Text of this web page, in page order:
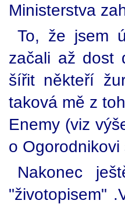
Ministerstva
To, že jsem
začali až dost
šířit někteří
taková mě z
Enemy (viz
o
Nakonec
"životopisem"